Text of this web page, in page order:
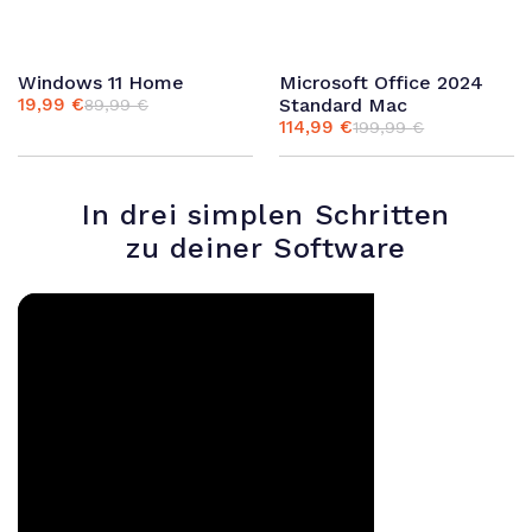
Windows 11 Home
89,99€
Ursprünglicher
war:
19,99 €
Aktueller
ist:
Microsoft Office 2024
Standard Mac
199,99€
Ursprünglicher
Preis
199,99 €
114,99€
Aktueller
Preis
114,99 €.
In drei simplen Schritten
zu deiner Software